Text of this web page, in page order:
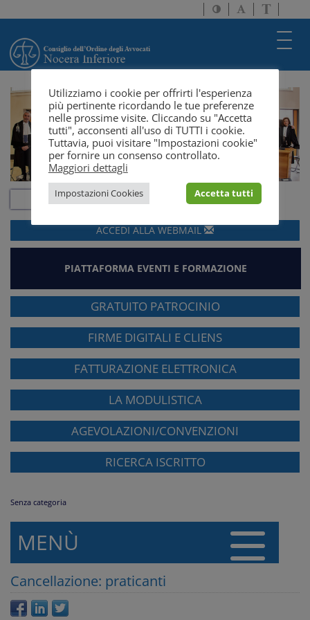
Attiva/disattiva
alto
Attiva/
dimensione
a
solo
ACCEDI ALLA WEBMAIL
PIATTAFORMA EVENTI E FORMAZIONE
GRATUITO PATROCINIO
FIRME DIGITALI E CLIENS
FATTURAZIONE ELETTRONICA
LA MODULISTICA
AGEVOLAZIONI/CONVENZIONI
RICERCA ISCRITTO
Senza categoria
MENÙ
Cancellazione: praticanti
Utilizziamo i cookie per offrirti l'esperienza
più pertinente ricordando le tue preferenze
nelle prossime visite. Cliccando su "Accetta
tutti", acconsenti all'uso di TUTTI i cookie.
Tuttavia, puoi visitare "Impostazioni cookie"
per fornire un consenso controllato.
Maggiori dettagli
Impostazioni Cookies Accetta tutti